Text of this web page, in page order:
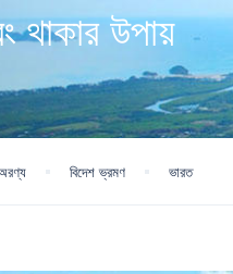
থাকার উপায়
বিদেশ ভ্রমণ ভারত